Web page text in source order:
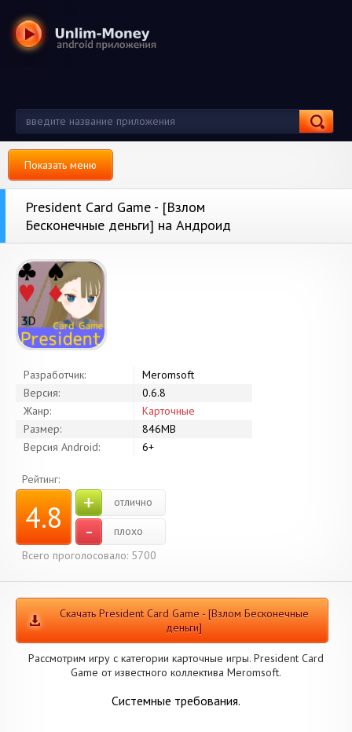
Показать меню
President Card Game - [Взлом
Бесконечные деньги] на Андроид
Разработчик:
Meromsoft
Версия:
0.6.8
Жанр:
Карточные
Размер:
846MB
Версия Android:
6+
Рейтинг:
4.8 + отлично
-
плохо
Всего проголосовало: 5700
Скачать President Card Game - [Взлом Бесконечные
деньги]
Рассмотрим игру с категории карточные игры. President Card
Game от известного коллектива Meromsoft.
Системные требования.